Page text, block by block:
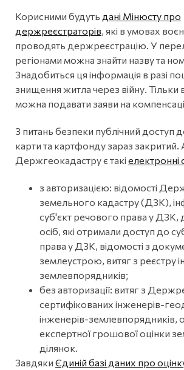
Корисними будуть дані Мінюсту про
держреєстраторів, які в умовах
проводять держреєстрацію. У
регіонами можна знайти назву та
Знадобиться ця інформація в разі
знищення житла через війну. Тільки в
можна подавати заяви на
З питань безпеки публічний доступ
карти та картфонду зараз закритий.
Держгеокадастру є такі електронні
з авторизацією: відомості
земельного кадастру (ДЗК),
суб'єкт речового права у ДЗК,
осіб, які отримали доступ до
права у ДЗК, відомості з
землеустрою, витяг з реєстру
землевпорядників;
без авторизації: витяг з
сертифікованих інженерів-
інженерів-землевпорядників,
експертної грошової оцінки
ділянок.
Завдяки Єдиній базі даних про